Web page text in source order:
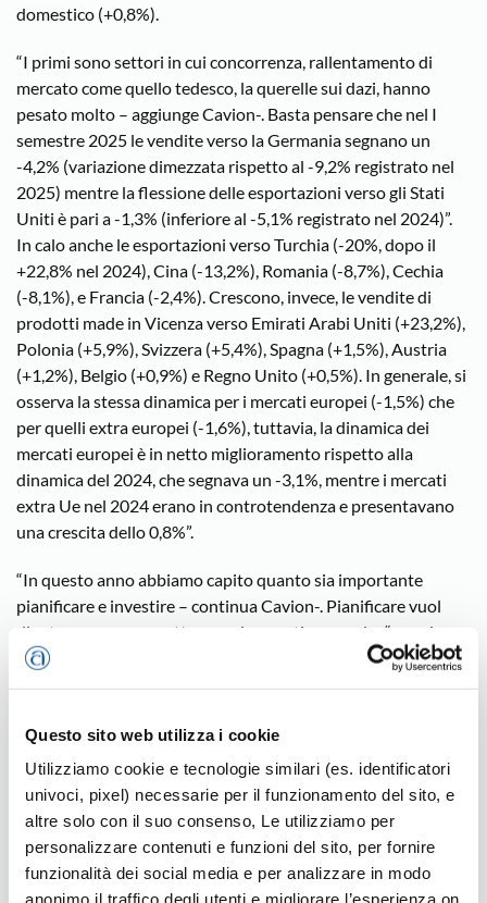
Questo sito web utilizza i cookie
Utilizziamo cookie e tecnologie similari (es. identificatori
univoci, pixel) necessarie per il funzionamento del sito, e
altre solo con il suo consenso, Le utilizziamo per
personalizzare contenuti e funzioni del sito, per fornire
funzionalità dei social media e per analizzare in modo
anonimo il traffico degli utenti e migliorare l’esperienza on
domestico (+0,8%).
“I primi sono settori in cui concorrenza, rallentamento di
mercato come quello tedesco, la querelle sui dazi, hanno
pesato molto – aggiunge Cavion-. Basta pensare che nel I
semestre 2025 le vendite verso la Germania segnano un
-4,2% (variazione dimezzata rispetto al -9,2% registrato nel
2025) mentre la flessione delle esportazioni verso gli Stati
Uniti è pari a -1,3% (inferiore al -5,1% registrato nel 2024)”.
In calo anche le esportazioni verso Turchia (-20%, dopo il
+22,8% nel 2024), Cina (-13,2%), Romania (-8,7%), Cechia
(-8,1%), e Francia (-2,4%). Crescono, invece, le vendite di
prodotti made in Vicenza verso Emirati Arabi Uniti (+23,2%),
Polonia (+5,9%), Svizzera (+5,4%), Spagna (+1,5%), Austria
(+1,2%), Belgio (+0,9%) e Regno Unito (+0,5%). In generale, si
osserva la stessa dinamica per i mercati europei (-1,5%) che
per quelli extra europei (-1,6%), tuttavia, la dinamica dei
mercati europei è in netto miglioramento rispetto alla
dinamica del 2024, che segnava un -3,1%, mentre i mercati
extra Ue nel 2024 erano in controtendenza e presentavano
una crescita dello 0,8%”.
“In questo anno abbiamo capito quanto sia importante
pianificare e investire – continua Cavion-. Pianificare vuol
dire trovare nuove rotte, nuovi mercati, ma anche “nuovi
modi” di fare impresa. Se adesso la situazione è caratterizzata
da incertezza chi sarà pronto, e chi già lo è, potrà reagire
Il presidente ricorda l’impegno dell’Ufficio
Internazionalizzazione di Confartigianato nel promuovere
momenti di incontro e scambio (incoming, fiere, missioni…)
per le imprese dei diversi Sistemi e Mestieri per un approccio
realistico e concreto verso altri mercati; passando anche per i
desk (Cina -Pechino, Russia -Mosca, Guatemala e Colombia,